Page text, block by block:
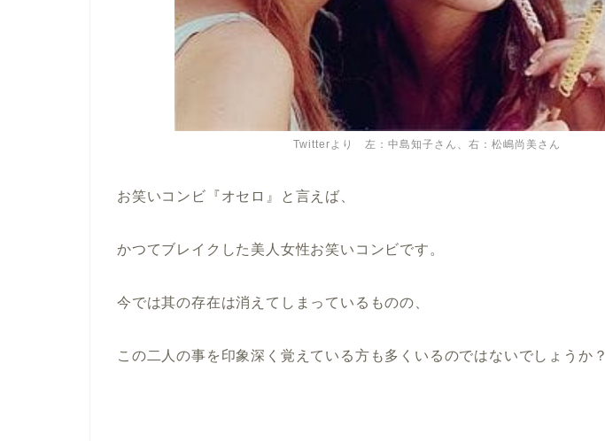
Twitterより 左：中島知子さん、右：松嶋尚美さん
お笑いコンビ『オセロ』と言えば、
かつてブレイクした美人女性お笑いコンビです。
今では其の存在は消えてしまっているものの、
この二人の事を印象深く覚えている方も多 くい るのではないでしょうか？